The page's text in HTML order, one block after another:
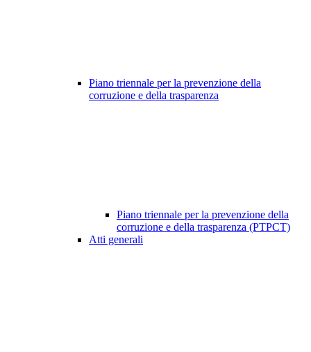
Piano triennale per la prevenzione della
corruzione e della trasparenza
Piano triennale per la prevenzione della
corruzione e della trasparenza (PTPCT)
Atti generali